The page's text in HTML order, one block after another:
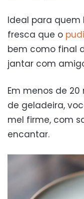
Ideal para
fresca que o
bem como final
jantar com
Em menos de
de geladeira,
mel firme, com
encantar.